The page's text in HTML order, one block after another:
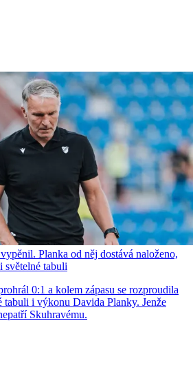
Planka od něj dostává naloženo,
tabuli
0:1 a kolem zápasu se rozproudila
tabuli i výkonu Davida Planky. Jenže
Skuhravému.